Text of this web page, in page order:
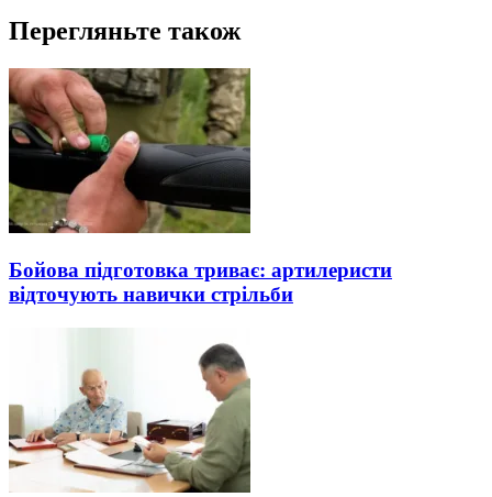
Перегляньте також
Бойова підготовка триває: артилеристи
відточують навички стрільби